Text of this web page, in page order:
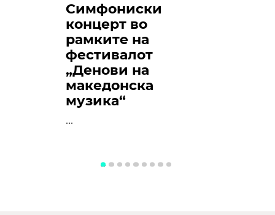
Симфониски
концерт во
рамките на
фестивалот
„Денови на
македонска
музика“
...